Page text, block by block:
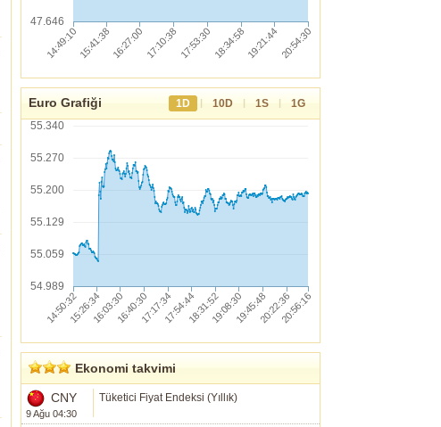
47.646
Euro Grafiği 1D | 10D | 1S |
1G
55.340
55.270
55.200
55.129
55.059
54.989
Ekonomi takvimi
CNY
9 Ağu 04:30
Tüketici Fiyat Endeksi (Yıllık)